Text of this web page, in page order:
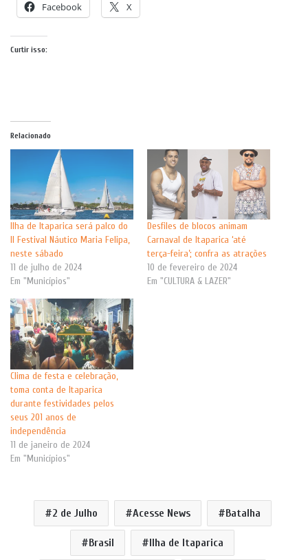
Facebook X
Curtir isso:
Relacionado
Ilha de Itaparica será palco do
II Festival Náutico Maria Felipa,
neste sábado
11 de julho de 2024
Em "Municípios"
Desfiles de blocos animam
Carnaval de Itaparica ‘até
terça-feira’; confra as atrações
10 de fevereiro de 2024
Em "CULTURA & LAZER"
Clima de festa e celebração,
toma conta de Itaparica
durante festividades pelos
seus 201 anos de
independência
11 de janeiro de 2024
Em "Municípios"
2 de Julho Acesse News Batalha
Brasil Ilha de Itaparica